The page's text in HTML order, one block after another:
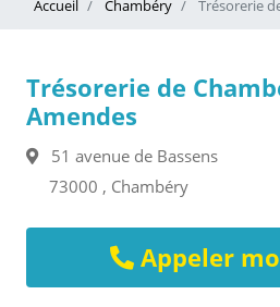
Accueil Chambéry Trésorerie
Trésorerie de
Amendes
51 avenue de Bassens
73000 , Chambéry
Appeler